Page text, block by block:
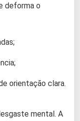
deforma o
orientação clara.
mental. A